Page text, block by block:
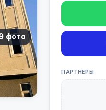
9 фото
ПАРТНЁРЫ